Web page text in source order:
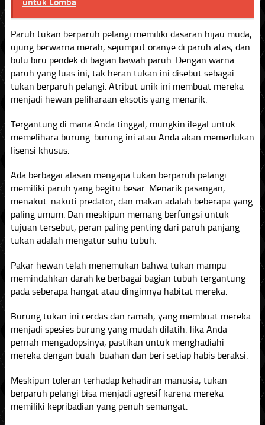
Paruh tukan berparuh pelangi memiliki dasaran hijau muda,
ujung berwarna merah, sejumput oranye di paruh atas, dan
bulu biru pendek di bagian bawah paruh. Dengan warna
paruh yang luas ini, tak heran tukan ini disebut sebagai
tukan berparuh pelangi. Atribut unik ini membuat mereka
menjadi hewan peliharaan eksotis yang menarik.
Tergantung di mana Anda tinggal, mungkin ilegal untuk
memelihara burung-burung ini atau Anda akan memerlukan
lisensi khusus.
Ada berbagai alasan mengapa tukan berparuh pelangi
memiliki paruh yang begitu besar. Menarik pasangan,
menakut-nakuti predator, dan makan adalah beberapa yang
paling umum. Dan meskipun memang berfungsi untuk
tujuan tersebut, peran paling penting dari paruh panjang
tukan adalah mengatur suhu tubuh.
Pakar hewan telah menemukan bahwa tukan mampu
memindahkan darah ke berbagai bagian tubuh tergantung
pada seberapa hangat atau dinginnya habitat mereka.
Burung tukan ini cerdas dan ramah, yang membuat mereka
menjadi spesies burung yang mudah dilatih. Jika Anda
pernah mengadopsinya, pastikan untuk menghadiahi
mereka dengan buah-buahan dan beri setiap habis beraksi.
Meskipun toleran terhadap kehadiran manusia, tukan
berparuh pelangi bisa menjadi agresif karena mereka
memiliki kepribadian yang penuh semangat.